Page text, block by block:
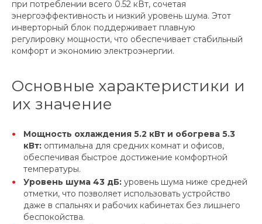
при потреблении всего 0.52 кВт, сочетая
энергоэффективность и низкий уровень шума. Этот
инверторный блок поддерживает плавную
регулировку мощности, что обеспечивает стабильный
комфорт и экономию электроэнергии.
Основные характеристики и
их значение
Мощность охлаждения 5.2 кВт и обогрева 5.3
кВт: оптимальна для средних комнат и офисов,
обеспечивая быстрое достижение комфортной
температуры.
Уровень шума 43 дБ: уровень шума ниже средней
отметки, что позволяет использовать устройство
даже в спальнях и рабочих кабинетах без лишнего
беспокойства.